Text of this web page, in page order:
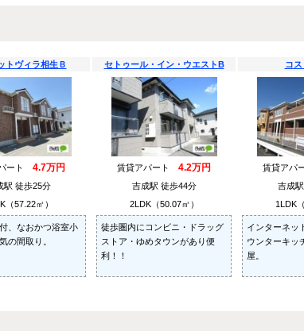
トヴィラ相生Ｂ
ート 4.7万円
駅 徒歩25分
（57.22㎡）
、なおかつ浴室小
の間取り。
セトゥール・イン・ウエストB
賃貸アパート 4.2万円
吉成駅 徒歩44分
2LDK（50.07㎡）
徒歩圏内にコンビニ・ドラッグ
ストア・ゆめタウンがあり便
利！！
コ
賃貸アパ
吉成
1LDK
インターネッ
ウンターキッ
屋。